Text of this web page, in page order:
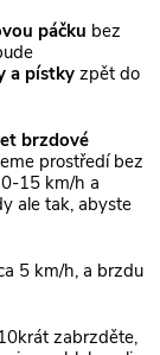
páčku bez
a pístky zpět do
brzdové
prostředí bez
15 km/h a
ale tak, abyste
5 km/h, a brzdu
zabrzděte,